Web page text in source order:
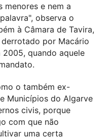
e nem a
observa o
à Câmara de Tavira,
por Macário
2005, quando aquele
o também ex-
Municípios do Algarve
civis, porque
com que não
uma certa